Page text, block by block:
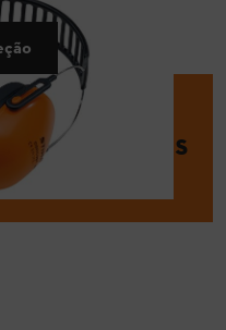
DAS SUAS